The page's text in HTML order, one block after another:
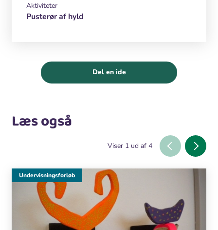
Aktiviteter
Pusterør af hyld
Del en ide
Læs også
Viser 1 ud af 4
Undervisningsforløb